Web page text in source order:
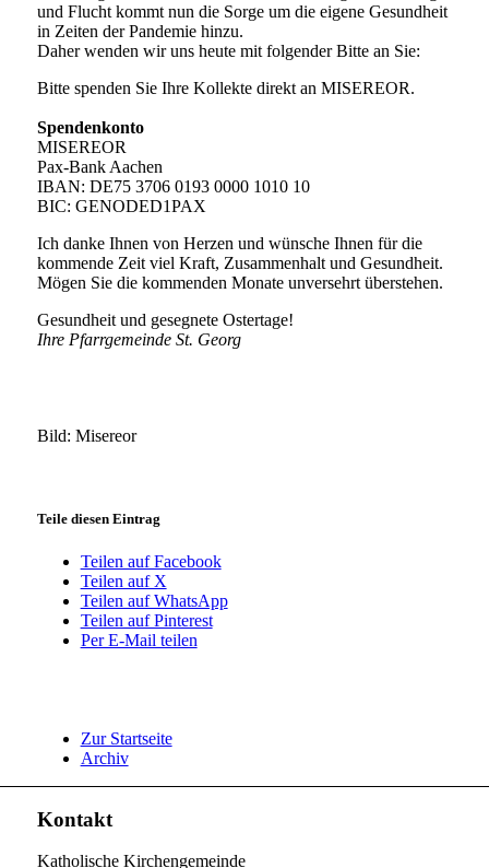
und Flucht kommt nun die Sorge um die eigene Gesundheit
in Zeiten der Pandemie hinzu.
Daher wenden wir uns heute mit folgender Bitte an Sie:
Bitte spenden Sie Ihre Kollekte direkt an MISEREOR.
Spendenkonto
MISEREOR
Pax-Bank Aachen
IBAN: DE75 3706 0193 0000 1010 10
BIC: GENODED1PAX
Ich danke Ihnen von Herzen und wünsche Ihnen für die
kommende Zeit viel Kraft, Zusammenhalt und Gesundheit.
Mögen Sie die kommenden Monate unversehrt überstehen.
Gesundheit und gesegnete Ostertage!
Ihre Pfarrgemeinde St. Georg
Bild: Misereor
Teile diesen Eintrag
Teilen auf Facebook
Teilen auf X
Teilen auf WhatsApp
Teilen auf Pinterest
Per E-Mail teilen
Zur Startseite
Archiv
Kontakt
Katholische Kirchengemeinde